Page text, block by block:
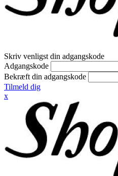
Skriv venligst din adgangskode
Adgangskode
Bekræft din adgangskode
Tilmeld dig
x